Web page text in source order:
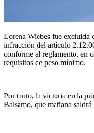
Lorena Wiebes fue excluida
infracción del artículo
conforme al reglamento, en
requisitos de peso mínimo.
Por tanto, la victoria en la
Balsamo, que mañana